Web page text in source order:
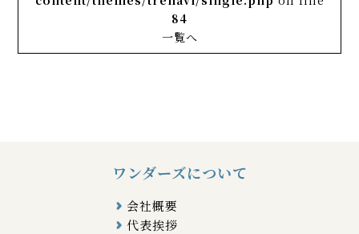
84
一覧へ
ワンダーズについて
会社概要
代表挨拶